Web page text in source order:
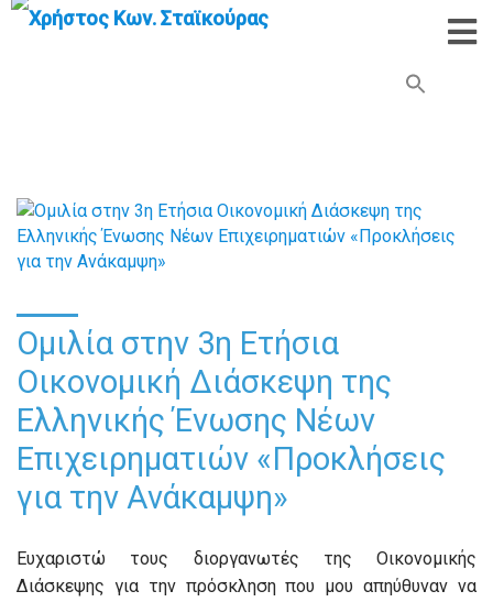
Ομιλία στην 3η Ετήσια
Οικονομική Διάσκεψη της
Ελληνικής Ένωσης Νέων
Επιχειρηματιών «Προκλήσεις
για την Ανάκαμψη»
Ευχαριστώ τους διοργανωτές της Οικονομικής
Διάσκεψης για την πρόσκληση που μου απηύθυναν να